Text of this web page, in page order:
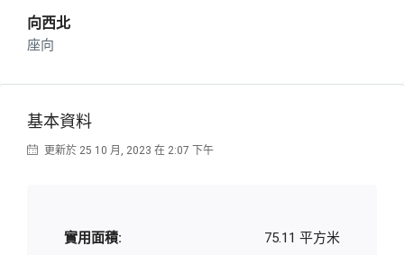
向西北
座向
基本資料
更新於 25 10 月, 2023 在 2:07 下午
實用面積: 75.11 平方米